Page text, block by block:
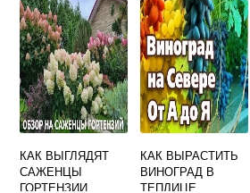
ВСХОДОВ
КАК ВЫГЛЯДЯТ
САЖЕНЦЫ
ГОРТЕНЗИИ
КАК ВЫРАСТИТЬ
ВИНОГРАД В
ТЕПЛИЦЕ